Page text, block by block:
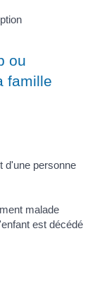
ou
famille
d'une personne
malade
est décédé